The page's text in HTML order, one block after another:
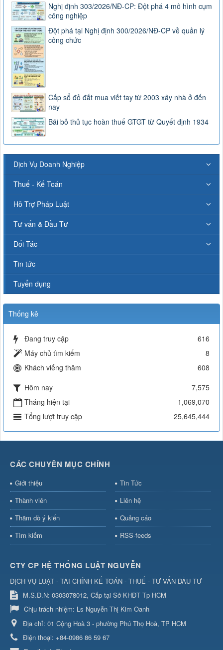
Nghị định 303/2026/NĐ-CP: Đột phá 4 mô hình cụm
công nghiệp
Đột phá tại Nghị định 300/2026/NĐ-CP về quản lý
công chức
Cấp sổ đỏ đất mua viết tay từ 2003 xây nhà ở đến
nay
Bãi bỏ thủ tục hoàn thuế GTGT từ Quyết định 1934
Dịch Vụ Doanh Nghiệp
Thuế - Kế Toán
Hỗ Trợ Pháp Luật
Tư vấn & Đầu Tư
Đối Tác
Tin tức
Tuyển dụng
Thống kê
Đang truy cập
616
Máy chủ tìm kiếm
8
Khách viếng thăm
608
Hôm nay
7,575
Tháng hiện tại
1,069,070
Tổng lượt truy cập
25,645,444
CÁC CHUYÊN MỤC CHÍNH
Giới thiệu
Tin Tức
Thành viên
Liên hệ
Thăm dò ý kiến
Quảng cáo
Tìm kiếm
RSS-feeds
CTY CP HỆ THỐNG LUẬT NGUYỄN
DỊCH VỤ LUẬT - TÀI CHÍNH KẾ TOÁN - THUẾ - TƯ VẤN ĐẦU TƯ
M.S.D.N: 0303078012, Cấp tại Sở KHĐT Tp HCM
Chịu trách nhiệm: Ls Nguyễn Thị Kim Oanh
Địa chỉ: 01 Cộng Hoà 3 - phường Phú Thọ Hoà, TP HCM
Điện thoại: +84-0986 86 59 67